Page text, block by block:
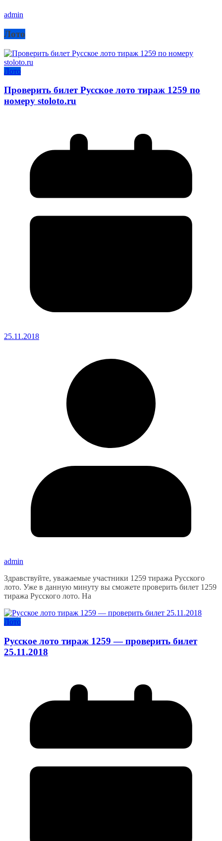
admin
Лото
Лото
Проверить билет Русское лото тираж 1259 по
номеру stoloto.ru
25.11.2018
admin
Здравствуйте, уважаемые участники 1259 тиража Русского
лото. Уже в данную минуту вы сможете проверить билет 1259
тиража Русского лото. На
Лото
Русское лото тираж 1259 — проверить билет
25.11.2018